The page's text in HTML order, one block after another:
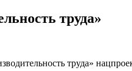
труда»
труда»